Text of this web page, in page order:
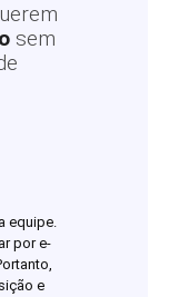
sem
equipe.
por e-
e